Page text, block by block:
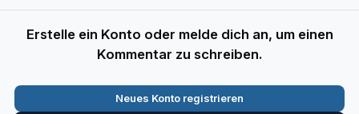
Erstelle ein Konto oder melde dich an, um einen
Kommentar zu schreiben.
Neues Konto registrieren